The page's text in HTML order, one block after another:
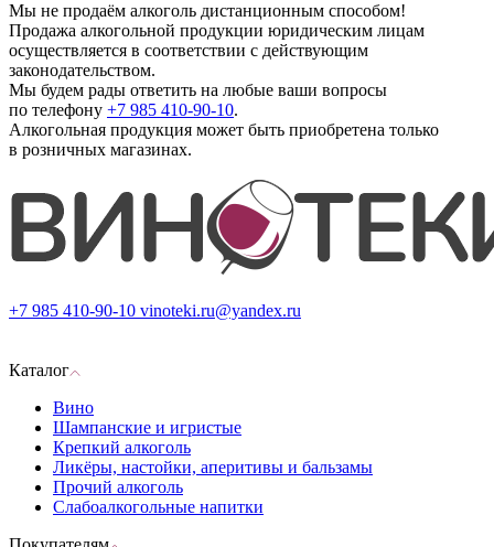
Мы не продаём алкоголь дистанционным способом!
Продажа алкогольной продукции юридическим лицам
осуществляется в соответствии с действующим
законодательством.
Мы будем рады ответить на любые ваши вопросы
по телефону +7 985 410-90-10.
Алкогольная продукция может быть приобретена только
в розничных магазинах.
+7 985 410-90-10 vinoteki.ru@yandex.ru
Каталог
Вино
Шампанские и игристые
Крепкий алкоголь
Ликёры, настойки, аперитивы и бальзамы
Прочий алкоголь
Слабоалкогольные напитки